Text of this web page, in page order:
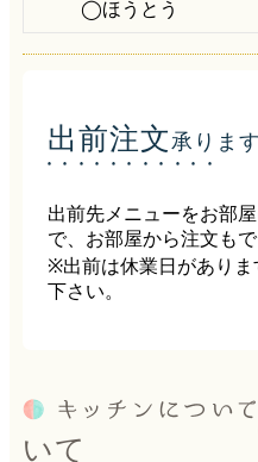
◯ほうとう
出前注文承ります
出前先メニューをお部
で、お部屋から注文もで
※出前は休業日があり
下さい。
いて